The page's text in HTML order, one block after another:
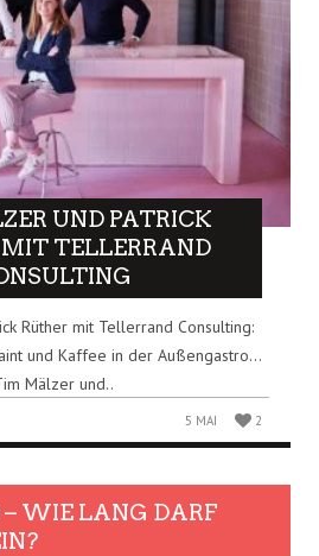
UND PATRICK
TELLERRAND
Rüther mit Tellerrand Consulting:
und Kaffee in der Außengastro…
Mälzer und..
5 MAI 2
WIE LANG DARF